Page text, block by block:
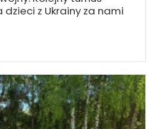
z Ukrainy za nami